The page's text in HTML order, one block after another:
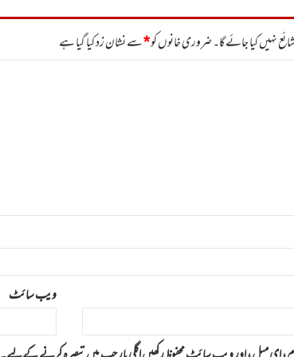
نہیں کیا جائے گا۔ضروری خانوں کو*سے نشان زد کیا گیا ہے
ویب‌ سائٹ